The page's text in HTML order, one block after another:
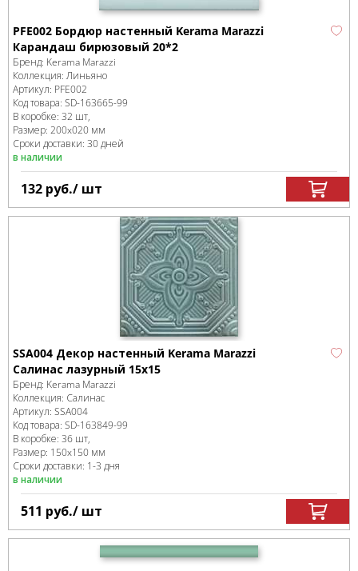
PFE002 Бордюр настенный Kerama Marazzi
Карандаш бирюзовый 20*2
Бренд: Kerama Marazzi
Коллекция:Линьяно
Артикул: PFE002
Код товара: SD-163665-99
В коробке: 32 шт,
Размер: 200x020 мм
Сроки доставки: 30 дней
в наличии
132 руб./ шт
SSA004 Декор настенный Kerama Marazzi
Салинас лазурный 15x15
Бренд: Kerama Marazzi
Коллекция: Салинас
Артикул: SSA004
Код товара: SD-163849-99
В коробке: 36 шт,
Размер: 150x150 мм
Сроки доставки: 1-3 дня
в наличии
511 руб./ шт